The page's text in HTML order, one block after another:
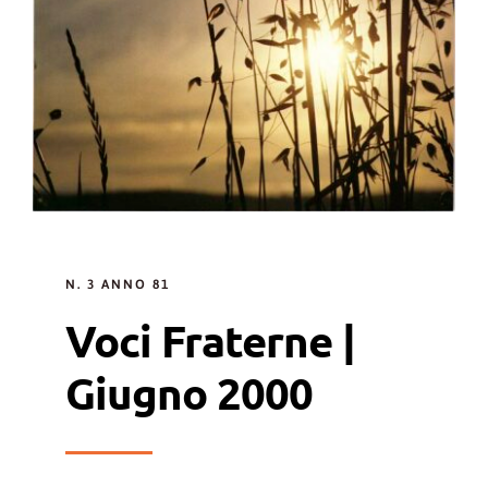
N. 3 ANNO 81
Voci Fraterne |
Giugno 2000